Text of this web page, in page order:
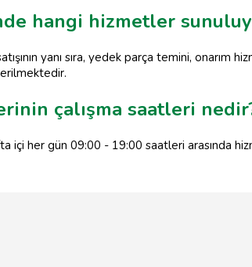
hangi hizmetler
yanı sıra, yedek parça temini, onarım
çalışma saatleri
içi her gün 09:00 - 19:00 saatleri arasında